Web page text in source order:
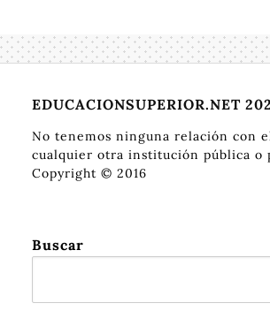
EDUCACIONSUPERIOR.NET
No tenemos ninguna relación con
cualquier otra institución pública o
Copyright © 2016
Buscar